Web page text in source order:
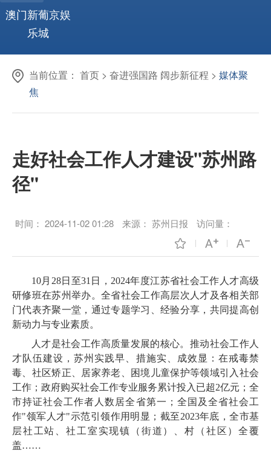
澳门新葡京娱
乐城
当前位置： 首页 > 奋进强国路 阔步新征程 > 媒体聚
焦
走好社会工作人才建设"苏州路
径"
时间： 2024-11-02 01:28 来源： 苏州日报 访问量：
10月28日至31日，2024年度江苏省社会工作人才高级
研修班在苏州举办。全省社会工作高层次人才及各相关部
门代表齐聚一堂，通过专题学习、经验分享，共同提高创
新动力与专业素质。
人才是社会工作高质量发展的核心。推动社会工作人
才队伍建设，苏州实践早、措施实、成效显：在戒毒禁
毒、社区矫正、居家养老、困境儿童保护等领域引入社会
工作；政府购买社会工作专业服务累计投入已超2亿元；全
市持证社会工作者人数居全省第一；全国及全省社会工
作"领军人才"示范引领作用明显；截至2023年底，全市基
层社工站、社工室实现镇（街道）、村（社区）全覆
盖……